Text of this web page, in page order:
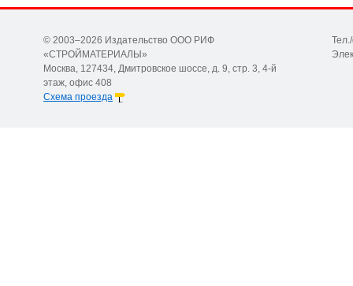
© 2003–2026 Издательство ООО РИФ
«СТРОЙМАТЕРИАЛЫ»
Москва, 127434, Дмитровское шоссе, д. 9, стр. 3, 4-й
этаж, офис 408
Схема проезда